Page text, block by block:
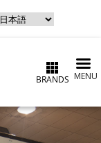
BRANDS MENU